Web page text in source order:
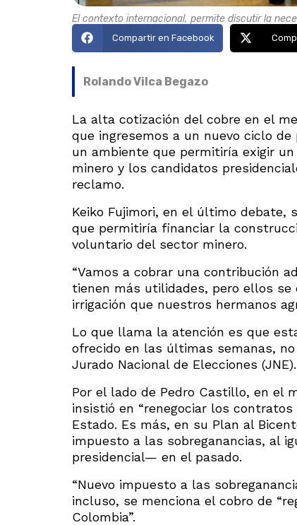
El contexto internacional, permite discutir la
Compartir en Facebook
Rolando Vilca Begazo
La alta cotización del cobre en el
que ingresemos a un nuevo ciclo
un ambiente que permitiría exigir
minero y los candidatos
reclamo.
Keiko Fujimori, en el último debate,
que permitiría financiar la
voluntario del sector minero.
“Vamos a cobrar una contribución
tienen más utilidades, pero ellos se
irrigación que nuestros hermanos
Lo que llama la atención es que
ofrecido en las últimas semanas,
Jurado Nacional de Elecciones (JNE).
Por el lado de Pedro Castillo, en el
insistió en “renegociar los
Estado. Es más, en su Plan al
impuesto a las sobreganancias, al
presidencial— en el pasado.
“Nuevo impuesto a las
incluso, se menciona el cobro de
Colombia”.